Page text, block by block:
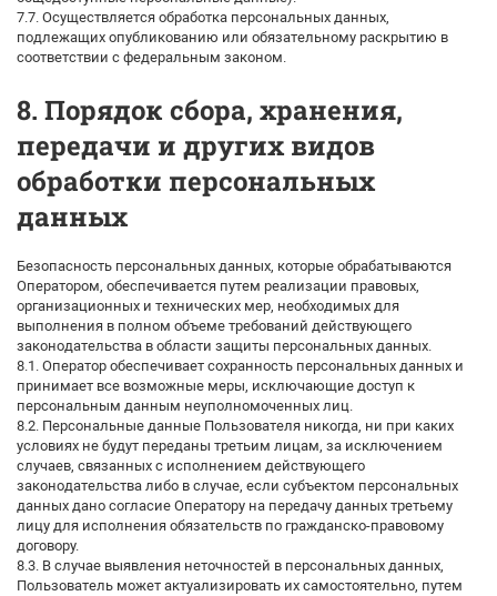
7.7. Осуществляется обработка персональных данных,
подлежащих опубликованию или обязательному раскрытию в
соответствии с федеральным законом.
8. Порядок сбора, хранения,
передачи и других видов
обработки персональных
данных
Безопасность персональных данных, которые обрабатываются
Оператором, обеспечивается путем реализации правовых,
организационных и технических мер, необходимых для
выполнения в полном объеме требований действующего
законодательства в области защиты персональных данных.
8.1. Оператор обеспечивает сохранность персональных данных и
принимает все возможные меры, исключающие доступ к
персональным данным неуполномоченных лиц.
8.2. Персональные данные Пользователя никогда, ни при каких
условиях не будут переданы третьим лицам, за исключением
случаев, связанных с исполнением действующего
законодательства либо в случае, если субъектом персональных
данных дано согласие Оператору на передачу данных третьему
лицу для исполнения обязательств по гражданско-правовому
договору.
8.3. В случае выявления неточностей в персональных данных,
Пользователь может актуализировать их самостоятельно, путем